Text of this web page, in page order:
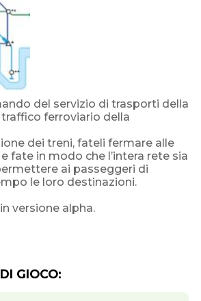
del servizio di trasporti della
ferroviario della
dei treni, fateli fermare alle
fate in modo che l’intera rete sia
ai passeggeri di
le loro destinazioni.
versione alpha.
GIOCO: